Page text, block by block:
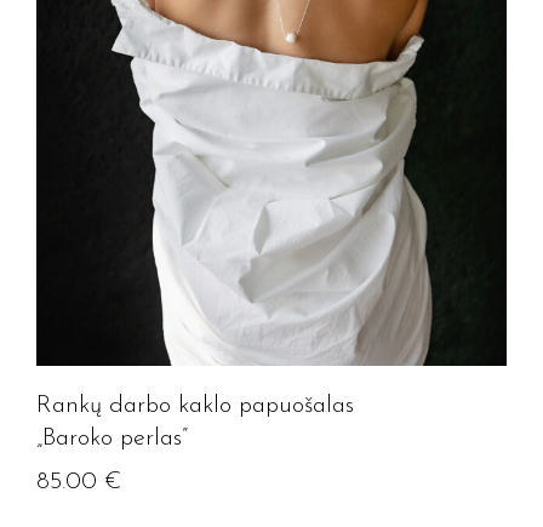
Rankų darbo kaklo papuošalas
„Baroko perlas”
85.00 €